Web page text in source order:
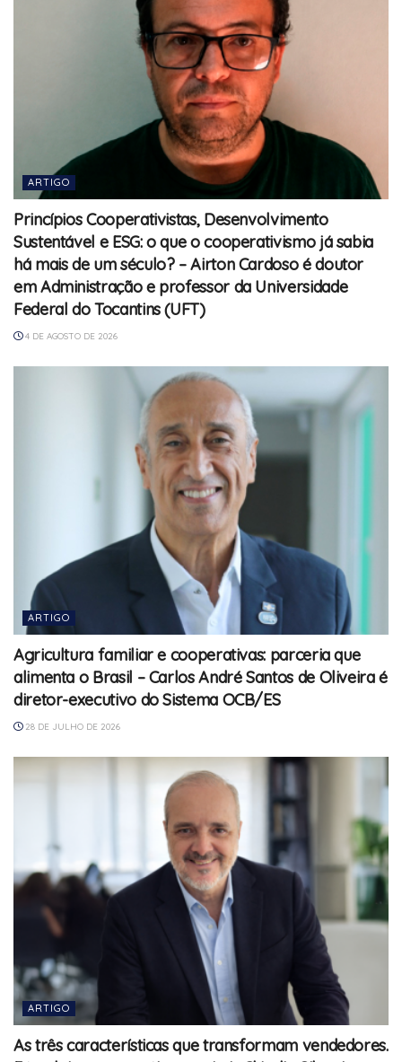
ARTIGO
Princípios Cooperativistas, Desenvolvimento
Sustentável e ESG: o que o cooperativismo já sabia
há mais de um século? – Airton Cardoso é doutor
em Administração e professor da Universidade
Federal do Tocantins (UFT)
4 DE AGOSTO DE 2026
ARTIGO
Agricultura familiar e cooperativas: parceria que
alimenta o Brasil – Carlos André Santos de Oliveira é
diretor-executivo do Sistema OCB/ES
28 DE JULHO DE 2026
ARTIGO
As três características que transformam vendedores.